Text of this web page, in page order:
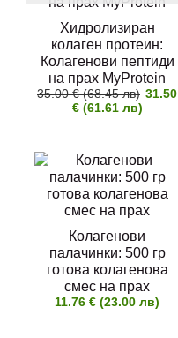
Хидролизиран
колаген протеин:
Колагенови пептиди
на прах MyProtein
35.00 € (68.45 лв) 31.50
€ (61.61 лв)
Колагенови
палачинки: 500 гр
готова колагенова
смес на прах
11.76 € (23.00 лв)